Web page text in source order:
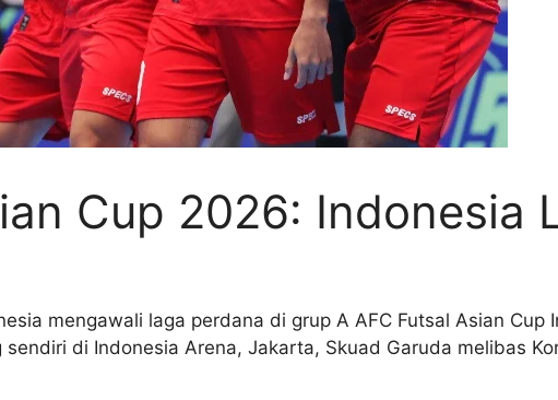
Cup 2026: Indonesia
mengawali laga perdana di grup A AFC Futsal Asian Cup
di Indonesia Arena, Jakarta, Skuad Garuda melibas